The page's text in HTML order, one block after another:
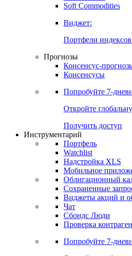
Soft Commodities
Виджет:
Портфели
Прогнозы
Консенсус-
Консенсусы
Попробуйте 7-
Откройте
Получить доступ
Инструментарий
Портфель
Watchlist
Надстройка XLS
Мобильное
Облигационный
Сохраненные
Виджеты акций и
Чат
Сбондс Люди
Проверка
Попробуйте 7-